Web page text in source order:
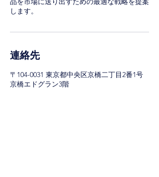
します。
連絡先
〒104-0031 東京都中央区京橋二丁目2番1号
京橋エドグラン3階